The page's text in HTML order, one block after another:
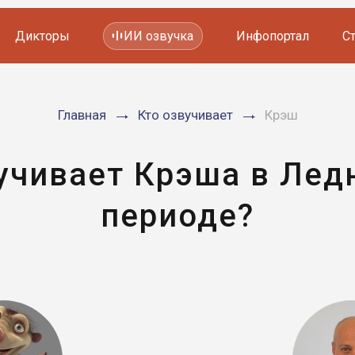
Мультфильмов
Дикторы ИИ озвучка Инфопортал
Главная Кто озвучивает Крэш
Крэша в
периоде?